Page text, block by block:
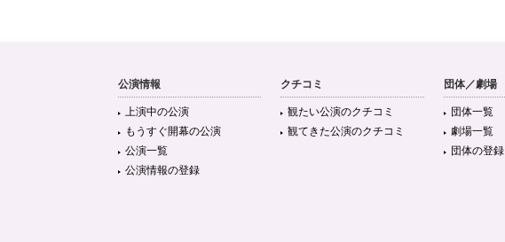
公演情報
上演中の公演
もうすぐ開幕の公演
公演一覧
公演情報の登録
クチコミ
観たい公演のクチコミ
観てきた公演のクチコミ
団体／劇場
団体一覧
劇場一覧
団体の登録